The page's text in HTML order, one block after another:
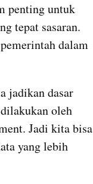
penting untuk
tepat sasaran.
dalam
jadikan dasar
oleh
Jadi kita bisa
yang lebih